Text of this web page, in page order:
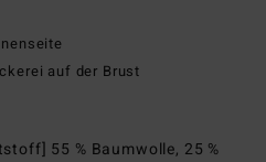
auf der Brust
55 % Baumwolle, 25 %